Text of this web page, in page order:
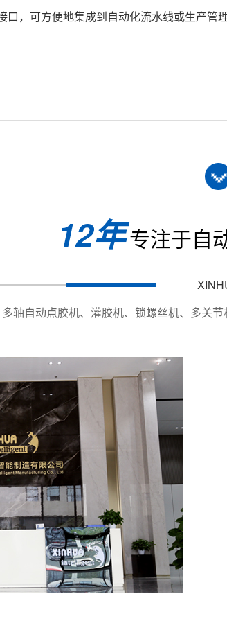
，可方便地集成到自动化流水线或生产管理
AC220V &plusmn; 10%(Hz AC110V
0.005S-90S
五位LED大屏幕显示，美观清晰 5 LED
手动定时自动循环独立记忆点胶次数统计断电
Manual timing automatic cycle
power off automatic storage
可调节负压控制至600毫米汞柱
Adjustable negative pressure control to 600
精度：&plusmn;0.008% 频率：>800次/分
Accuracy: &plusmn; 0.008% frequency: >800
&plusmn;0.001g
275MM*145MM*60MM
、贴片、商标纸、卡通纸、标签、相框
12年专注于自
多轴自动点胶机、灌胶机、锁螺丝机、多关